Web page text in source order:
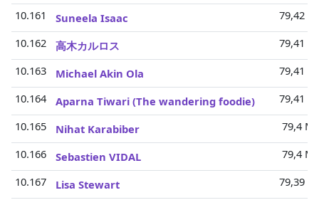
10.161
Suneela Isaac
79,42
10.162
高木カルロス
79,41
10.163
Michael Akin Ola
79,41
10.164
Aparna Tiwari (The wandering foodie)
79,41
10.165
Nihat Karabiber
79,4
10.166
Sebastien VIDAL
79,4
10.167
Lisa Stewart
79,39